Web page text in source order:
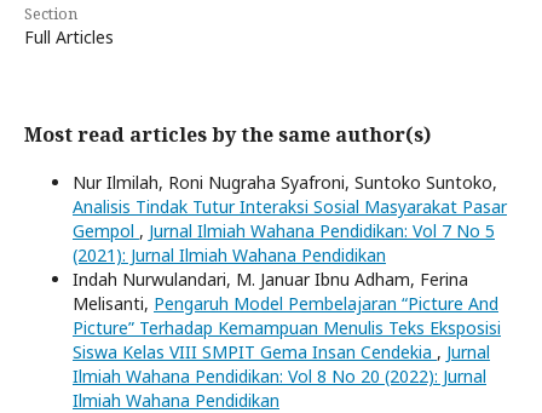
Section
Full Articles
Most read articles by the same author(s)
Nur Ilmilah, Roni Nugraha Syafroni, Suntoko Suntoko,
Analisis Tindak Tutur Interaksi Sosial Masyarakat Pasar
Gempol , Jurnal Ilmiah Wahana Pendidikan: Vol 7 No 5
(2021): Jurnal Ilmiah Wahana Pendidikan
Indah Nurwulandari, M. Januar Ibnu Adham, Ferina
Melisanti, Pengaruh Model Pembelajaran “Picture And
Picture” Terhadap Kemampuan Menulis Teks Eksposisi
Siswa Kelas VIII SMPIT Gema Insan Cendekia , Jurnal
Ilmiah Wahana Pendidikan: Vol 8 No 20 (2022): Jurnal
Ilmiah Wahana Pendidikan